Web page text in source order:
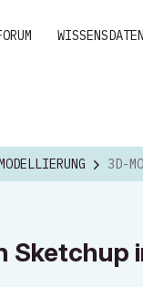
3D-
Sketchup